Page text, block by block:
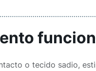
o tecido sadio,